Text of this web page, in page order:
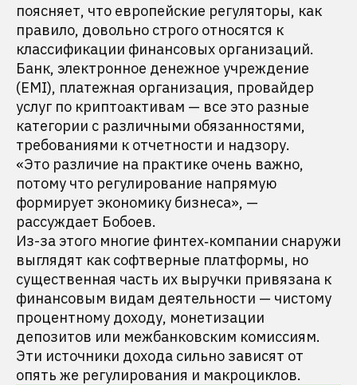
поясняет, что европейские регуляторы, как
правило, довольно строго относятся к
классификации финансовых организаций.
Банк, электронное денежное учреждение
(EMI), платежная организация, провайдер
услуг по криптоактивам — все это разные
категории с различными обязанностями,
требованиями к отчетности и надзору.
«Это различие на практике очень важно,
потому что регулирование напрямую
формирует экономику бизнеса», —
рассуждает Бобоев.
Из-за этого многие финтех‑компании снаружи
выглядят как софтверные платформы, но
существенная часть их выручки привязана к
финансовым видам деятельности — чистому
процентному доходу, монетизации
депозитов или межбанковским комиссиям.
Эти источники дохода сильно зависят от
опять же регулирования и макроциклов.